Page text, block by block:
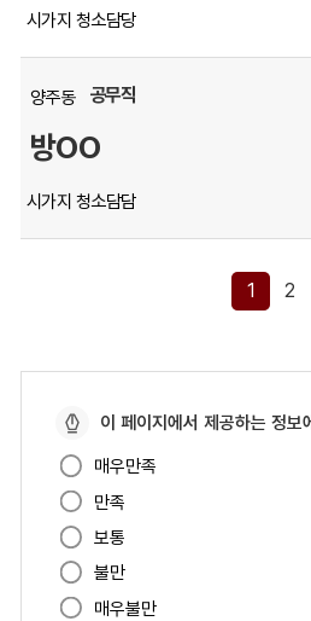
시가지 청소담당
양주동 공무직
방OO
시가지 청소담담
1 2
페
이
지
만
족
도
이 페이지에서 제공하는 정보
매우만족
만족
보통
불만
매우불만